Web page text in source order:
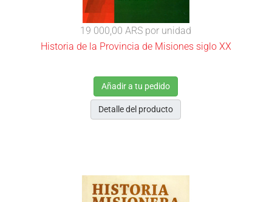
19 000,00 ARS por unidad
Historia de la Provincia de Misiones siglo XX
Añadir a tu pedido
Detalle del producto